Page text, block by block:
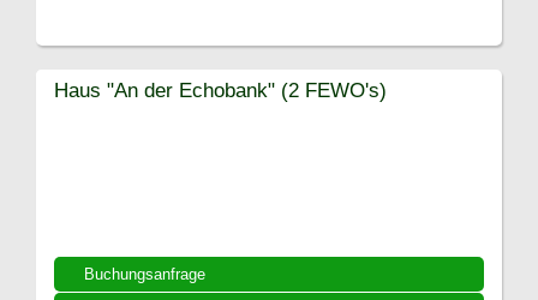
Buchungsanfrage
Haus "An der Echobank" (2 FEWO's)